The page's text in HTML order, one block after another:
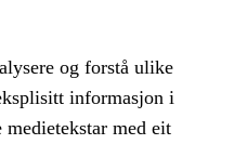
og forstå ulike
informasjon i
med eit